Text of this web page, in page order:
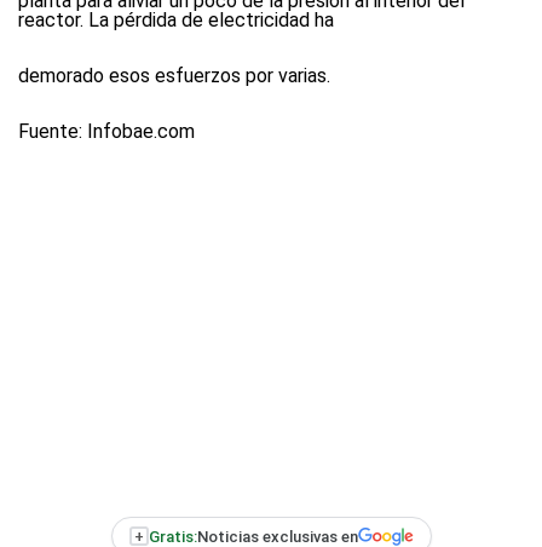
reactor. La pérdida de electricidad ha
demorado esos esfuerzos por varias.
Fuente: Infobae.com
+ Gratis:Noticias exclusivas en